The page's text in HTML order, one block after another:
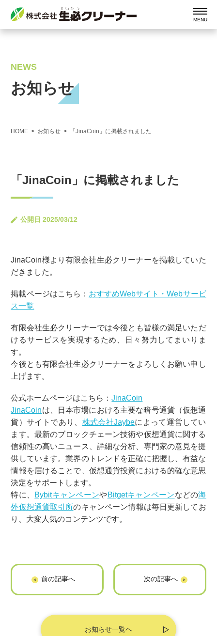
NEWS
お知らせ
HOME お知らせ 「JinaCoin」に掲載されました
「JinaCoin」に掲載されました
公開日 2025/03/12
JinaCoin様より有限会社生必クリーナーを掲載していた
だきました。
掲載ページはこちら： おすすめWebサイト・Webサービ
ス一覧
有限会社生必クリーナーでは今後とも皆様の満足いただ
けるサービスを実現するため、日々努力してまいりま
す。
今後とも有限会社生必クリーナーをよろしくお願い申し
上げます。
公式ホームページはこちら：JinaCoin
JinaCoinは、日本市場における主要な暗号通貨（仮想通
貨）サイトであり、 株式会社Jaybeによって運営してい
ます。 最新のブロックチェーン技術や仮想通貨に関する
信頼性の高いニュ ース、詳細な分析、専門家の意見を提
供しています。業界のトレンドを正確に把握し、有益な
情報を届けることで、 仮想通貨投資における的確な意思
決定をサポートします。
特に、
BybitキャンペーンやBitgetキャンペーンなどの海
外仮想通貨取引所のキャンペーン情報は毎日更新してお
り、 大変人気のコンテンツです。
「 ハゲ速報」に掲
「合同会社RAM」
お知らせ一覧へ